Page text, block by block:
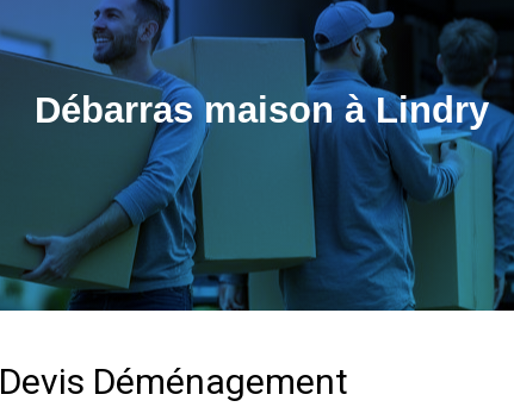
Débarras maison à Lindry
Devis Déménagement